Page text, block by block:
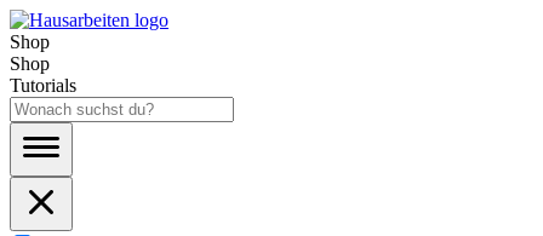
Shop
Shop
Tutorials